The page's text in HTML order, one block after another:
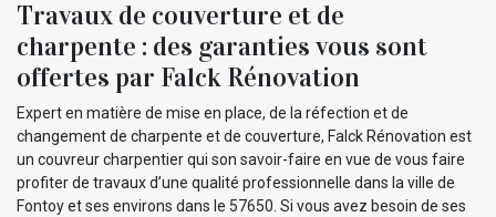
Travaux de couverture et de
charpente : des garanties vous sont
offertes par Falck Rénovation
Expert en matière de mise en place, de la réfection et de
changement de charpente et de couverture, Falck Rénovation est
un couvreur charpentier qui son savoir-faire en vue de vous faire
profiter de travaux d’une qualité professionnelle dans la ville de
Fontoy et ses environs dans le 57650. Si vous avez besoin de ses